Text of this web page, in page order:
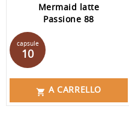
Mermaid latte
Passione 88
capsule
10
 A CARRELLO